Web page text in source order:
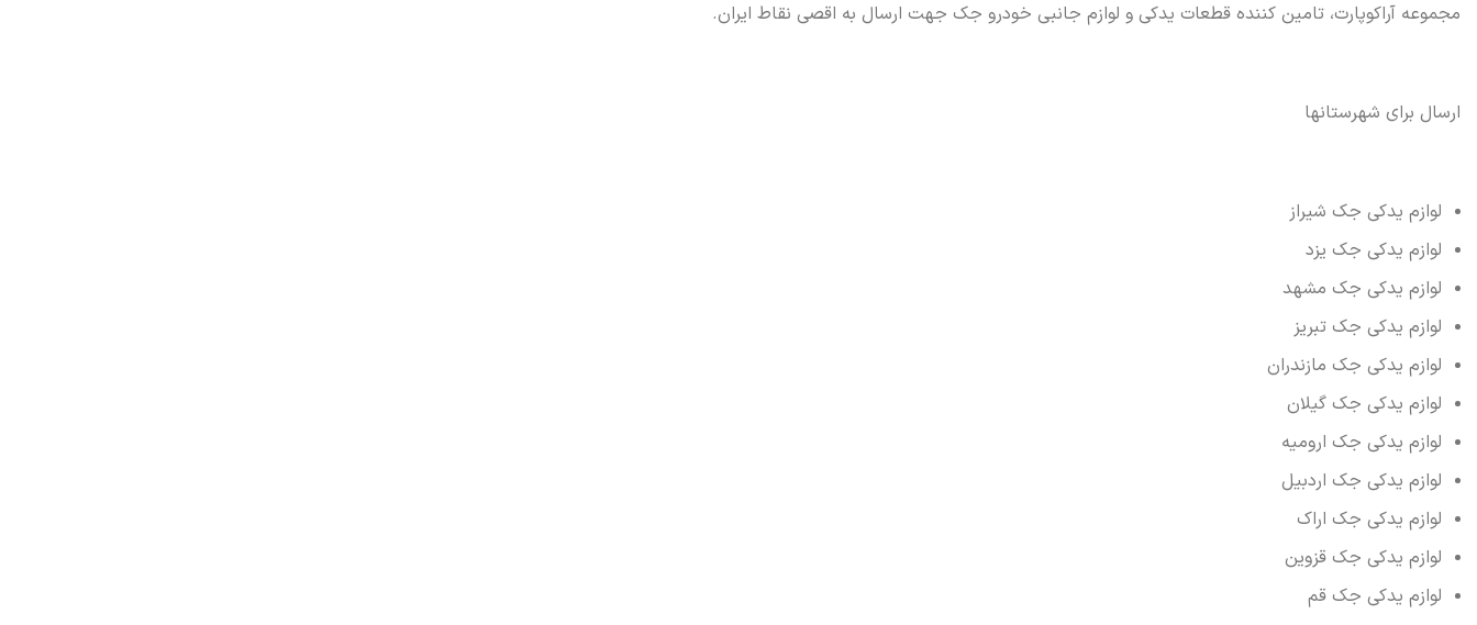
مجموعه آراکوپارت، تامین کننده قطعات یدکی و لوازم جانبی خودرو جک جهت ارسال به اقصی نقاط ایران.
ارسال برای شهرستانها
لوازم یدکی جک شیراز
لوازم یدکی جک یزد
لوازم یدکی جک مشهد
لوازم یدکی جک تبریز
لوازم یدکی جک مازندران
لوازم یدکی جک گیلان
لوازم یدکی جک ارومیه
لوازم یدکی جک اردبیل
لوازم یدکی جک اراک
لوازم یدکی جک قزوین
لوازم یدکی جک قم